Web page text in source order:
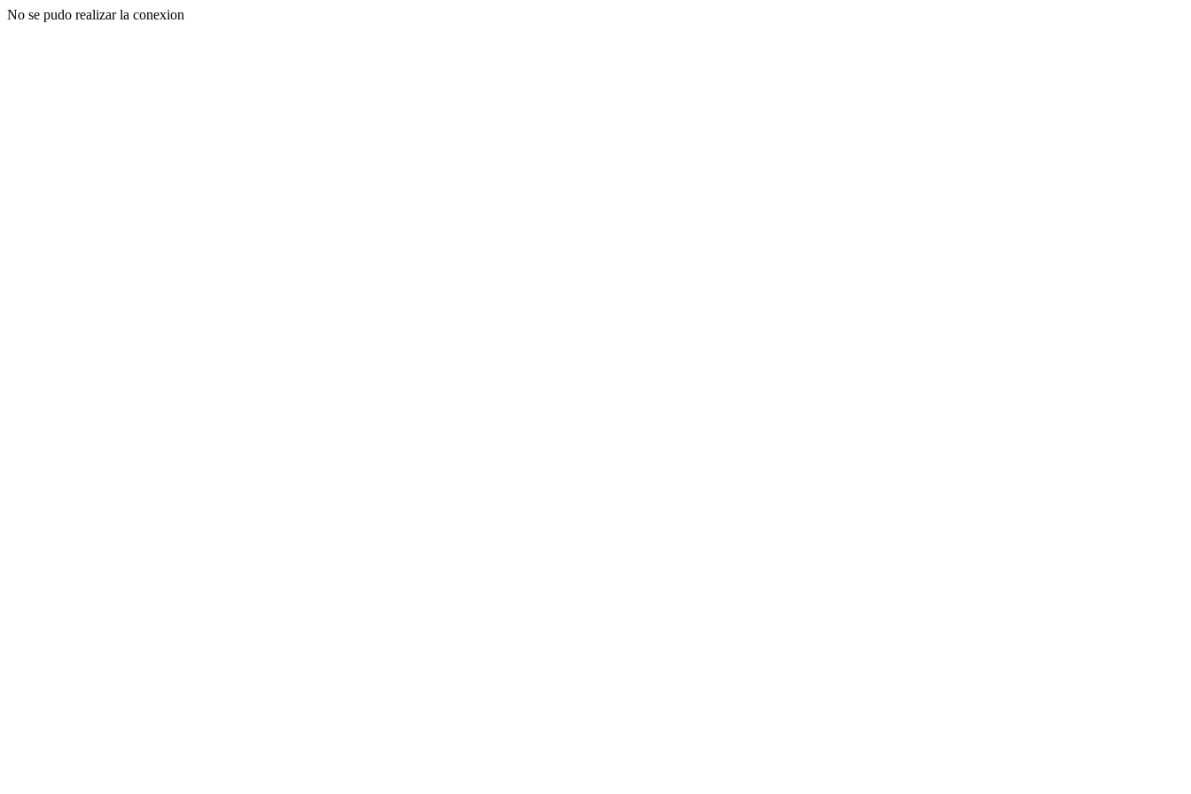
No se pudo realizar la conexion